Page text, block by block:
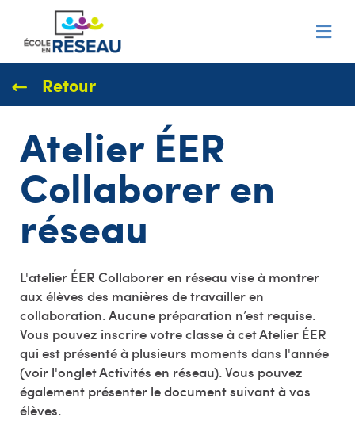
Retour
Atelier ÉER
Collaborer en
réseau
L'atelier ÉER Collaborer en réseau vise à montrer
aux élèves des manières de travailler en
collaboration. Aucune préparation n’est requise.
Vous pouvez inscrire votre classe à cet Atelier ÉER
qui est présenté à plusieurs moments dans l'année
(voir l'onglet Activités en réseau). Vous pouvez
également présenter le document suivant à vos
élèves.